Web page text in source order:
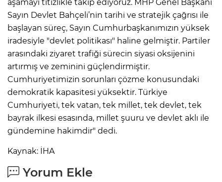
aşamayı titizlikle takip ediyoruz. MHP Genel Başkanı
Sayın Devlet Bahçeli’nin tarihi ve stratejik çağrısı ile
başlayan süreç, Sayın Cumhurbaşkanımızın yüksek
iradesiyle "devlet politikası" haline gelmiştir. Partiler
arasındaki ziyaret trafiği sürecin siyasi oksijenini
artırmış ve zeminini güçlendirmiştir.
Cumhuriyetimizin sorunları çözme konusundaki
demokratik kapasitesi yüksektir. Türkiye
Cumhuriyeti, tek vatan, tek millet, tek devlet, tek
bayrak ilkesi esasında, millet şuuru ve devlet aklı ile
gündemine hakimdir" dedi.
Kaynak: İHA
Yorum Ekle